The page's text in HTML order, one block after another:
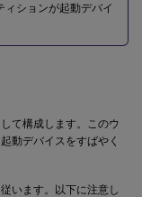
ィションが起動デバイ
て構成します。このウ
動デバイスをすばやく
います。以下に注意し